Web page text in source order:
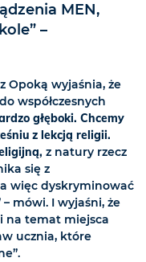
MEN,
–
Opoką wyjaśnia, że
współczesnych
głęboki. Chcemy
z lekcją religii.
z natury rzecz
się z
więc dyskryminować
mówi. I wyjaśni, że
na temat miejsca
ucznia, które